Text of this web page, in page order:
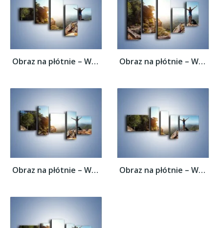
Obraz na płótnie – Wolność siła i piękno –... Obraz na płótnie – Wolność siła i piękno –...
Obraz na płótnie – Wolność siła i piękno –... Obraz na płótnie – Wolność siła i piękno –...